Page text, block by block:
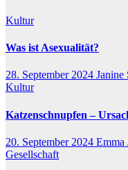
Kultur
Was ist Asexualität?
28. September 2024 Janine
Kultur
Katzenschnupfen –
20. September 2024 Emma
Gesellschaft